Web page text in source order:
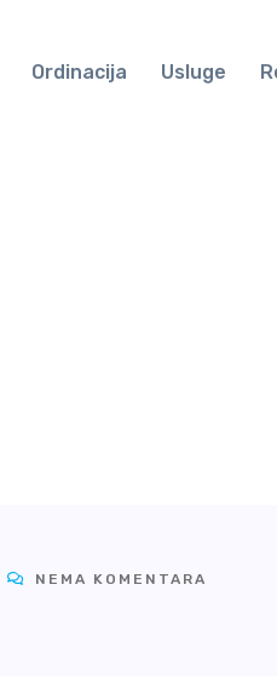
Ordinacija Usluge
NEMA KOMENTARA